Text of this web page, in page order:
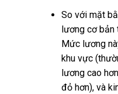
So với mặt
lương cơ bản
Mức lương
khu vực
lương cao
đỏ hơn), và